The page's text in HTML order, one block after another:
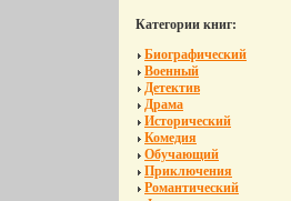
Категории книг:
Биографический
Военный
Детектив
Драма
Исторический
Комедия
Обучающий
Приключения
Романтический